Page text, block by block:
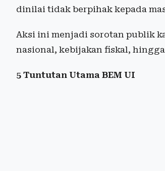
dinilai tidak berpihak kepada
Aksi ini menjadi sorotan publik
nasional, kebijakan fiskal,
5 Tuntutan Utama BEM UI